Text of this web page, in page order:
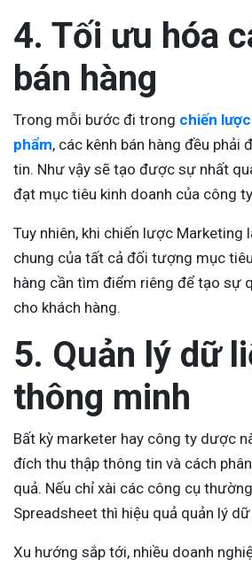
4. Tối ưu hóa
bán hàng
Trong mỗi bước đi trong chiến
phẩm, các kênh bán hàng đều phải
tin. Như vậy sẽ tạo được sự nhất
đạt mục tiêu kinh doanh của công
Tuy nhiên, khi chiến lược Marketing
chung của tất cả đối tượng mục
hàng cần tìm điểm riêng để tạo sự
cho khách hàng.
5. Quản lý dữ
thông minh
Bất kỳ marketer hay công ty dược
đích thu thập thông tin và cách
quả. Nếu chỉ xài các công cụ
Spreadsheet thì hiệu quả quản lý
Xu hướng sắp tới, nhiều doanh